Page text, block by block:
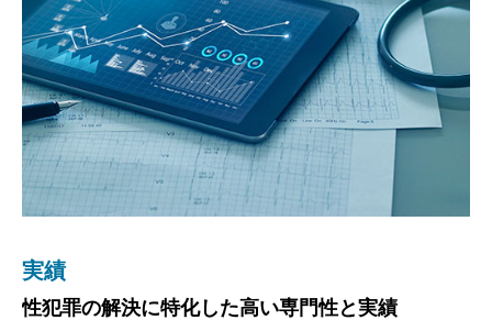
実績
性犯罪の解決に特化した高い専門性と実績
こだわり
即日面会と早期釈放（身柄解放）へのこだわり
重要性
刑事事件の豊富な実績を持つ弁護士を選ぶ重要性
取り組み
少年の未来を守るための「少年事件」への取り組